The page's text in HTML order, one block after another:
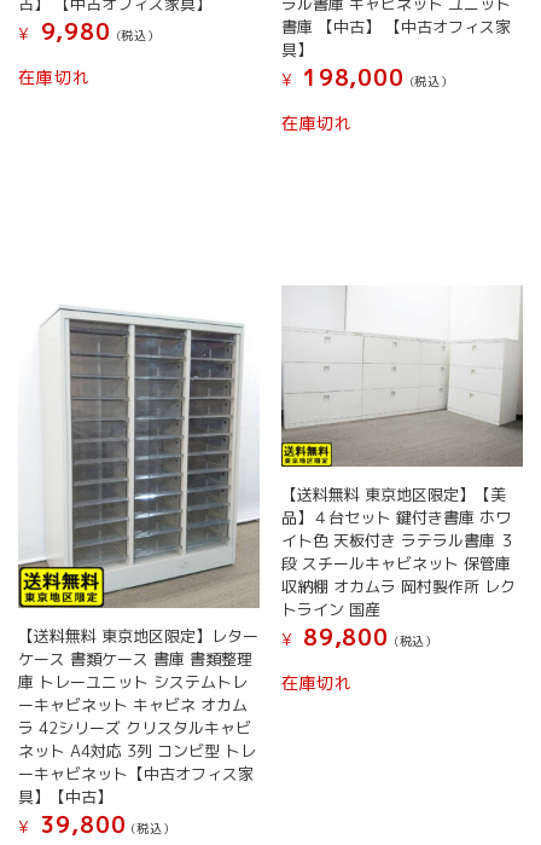
¥
9,980 (税込）
在庫切れ
書庫 【中古】 【中古オフィス家
具】
¥
198,000 (税込）
在庫切れ
【送料無料 東京地区限定】レター
ケース 書類ケース 書庫 書類整理
庫 トレーユニット システムトレ
ーキャビネット キャビネ オカム
ラ 42シリーズ クリスタルキャビ
ネット A4対応 3列 コンビ型 トレ
ーキャビネット【中古オフィス家
具】【中古】
¥
39,800 (税込）
【送料無料 東京地区限定】【美
品】４台セット 鍵付き書庫 ホワ
イト色 天板付き ラテラル書庫 ３
段 スチールキャビネット 保管庫
収納棚 オカムラ 岡村製作所 レク
トライン 国産
¥
89,800 (税込）
在庫切れ